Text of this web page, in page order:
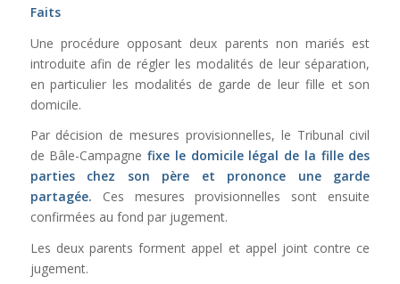
Faits
Une procédure opposant deux parents non mariés est
introduite afin de régler les modalités de leur séparation,
en particulier les modalités de garde de leur fille et son
domicile.
Par décision de mesures provisionnelles, le Tribunal civil
de Bâle-Campagnefixe le domicile légal de la fille des
parties chez son père et prononce une garde
partagée. Ces mesures provisionnelles sont ensuite
confirmées au fond par jugement.
Les deux parents forment appel et appel joint contre ce
jugement.